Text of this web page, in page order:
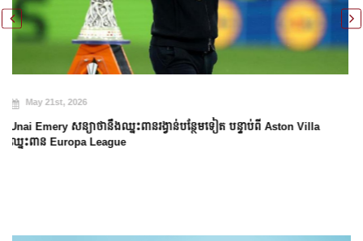
May 20th, 2026
Arsenal បញ្ចប់ការរង់ចាំ ២២ ឆ្នាំ ដើម្បីឈ្នះពាន Premier League